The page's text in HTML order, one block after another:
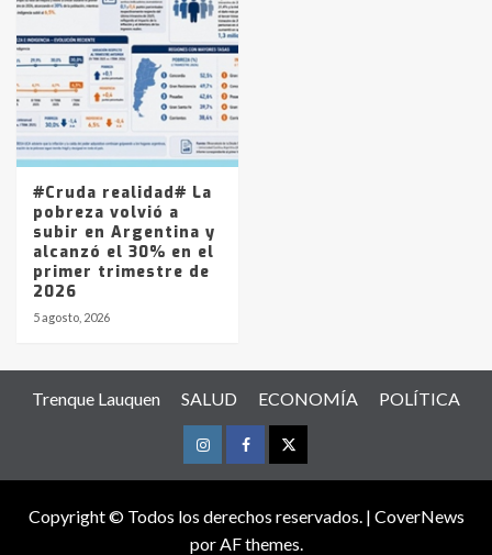
#Cruda realidad# La
pobreza volvió a
subir en Argentina y
alcanzó el 30% en el
primer trimestre de
2026
5 agosto, 2026
Trenque Lauquen SALUD ECONOMÍA POLÍTICA
InstagramFacebookTwitter
Copyright © Todos los derechos reservados. | CoverNews
por AF themes.